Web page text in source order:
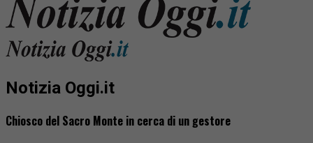
Notizia Oggi.it
Chiosco del Sacro Monte in cerca di un gestore